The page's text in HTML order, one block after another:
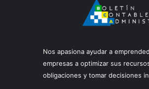
Nos apasiona ayudar a
empresas a optimizar sus
obligaciones y tomar decisiones